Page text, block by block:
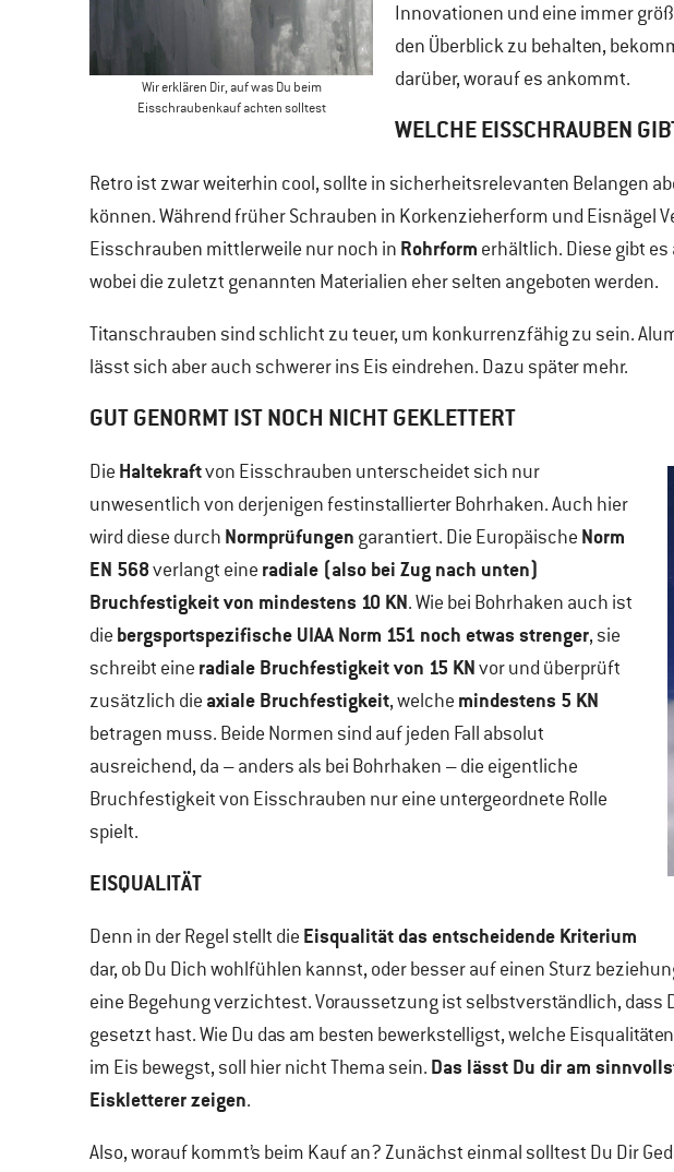
Wir erklären Dir, auf was Du beim
Eisschraubenkauf achten solltest
Innovationen und eine immer
den Überblick zu behalten,
darüber, worauf es ankommt.
WELCHE EISSCHRAUBEN
Retro ist zwar weiterhin cool, sollte in sicherheitsrelevanten Belangen
können. Während früher Schrauben in Korkenzieherform und Eisnägel
Eisschrauben mittlerweile nur noch in Rohrform erhältlich. Diese gibt es
wobei die zuletzt genannten Materialien eher selten angeboten werden.
Titanschrauben sind schlicht zu teuer, um konkurrenzfähig zu sein.
lässt sich aber auch schwerer ins Eis eindrehen. Dazu später mehr.
GUT GENORMT IST NOCH NICHT GEKLETTERT
Die Haltekraftvon Eisschrauben unterscheidet sich nur
unwesentlich von derjenigen festinstallierter Bohrhaken. Auch hier
wird diese durch Normprüfungen garantiert. Die Europäische Norm
EN 568verlangt eine radiale (also bei Zug nach unten)
Bruchfestigkeit von mindestens 10 KN. Wie bei Bohrhaken auch ist
die bergsportspezifische UIAA Norm 151 noch etwas strenger, sie
schreibt eine radiale Bruchfestigkeit von 15 KNvor und überprüft
zusätzlich die axiale Bruchfestigkeit, welche mindestens 5 KN
betragen muss. Beide Normen sind auf jeden Fall absolut
ausreichend, da – anders als bei Bohrhaken – die eigentliche
Bruchfestigkeit von Eisschrauben nur eine untergeordnete Rolle
spielt.
EISQUALITÄT
Denn in der Regel stellt die Eisqualität das entscheidende Kriterium
dar, ob Du Dich wohlfühlen kannst, oder besser auf einen Sturz
eine Begehung verzichtest. Voraussetzung ist selbstverständlich, dass
gesetzt hast. Wie Du das am besten bewerkstelligst, welche
im Eis bewegst, soll hier nicht Thema sein. Das lässt Du dir am
Eiskletterer zeigen.
Also, worauf kommt’s beim Kauf an? Zunächst einmal solltest Du Dir